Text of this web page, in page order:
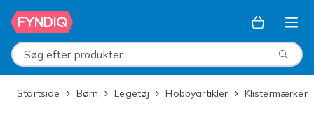
Spring til hovedindhold
Søg efter produkter
Startside Børn Legetøj Hobbyartikler Klistermærker